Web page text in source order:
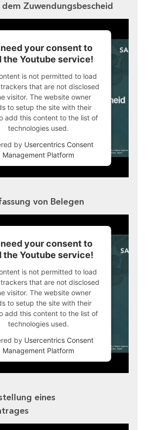
Zuwendungsbescheid
your consent to
the Youtube service!
is not permitted to load
that are not disclosed
visitor. The website owner
to setup the site with their
add this content to the list of
technologies used.
by Usercentrics Consent
Management Platform
von Belegen
your consent to
the Youtube service!
is not permitted to load
that are not disclosed
visitor. The website owner
to setup the site with their
add this content to the list of
technologies used.
by Usercentrics Consent
Management Platform
eines